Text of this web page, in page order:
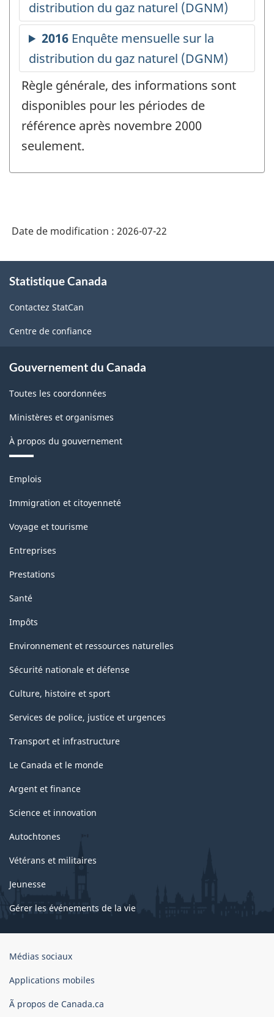
Règle générale, des informations sont
disponibles pour les périodes de
référence après novembre 2000
seulement.
Date de modification : 2026-07-22
propos
ce
site
Statistique Canada
Contactez StatCan
Centre de confiance
Gouvernement du Canada
Toutes les coordonnées
Ministères et organismes
À propos du gouvernement
Thèmes
sujets
Emplois
Immigration et citoyenneté
Voyage et tourisme
Entreprises
Prestations
Santé
Impôts
Environnement et ressources naturelles
Sécurité nationale et défense
Culture, histoire et sport
Services de police, justice et urgences
Transport et infrastructure
Le Canada et le monde
Argent et finance
Science et innovation
Autochtones
Vétérans et militaires
Jeunesse
Gérer les événements de la vie
Organisation
gouvernement
Canada
Médias sociaux
Applications mobiles
Ã propos de Canada.ca